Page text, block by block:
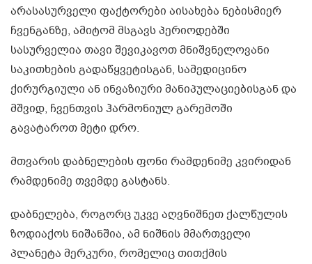
არასასურველი ფაქტორები აისახება ნებისმიერ
ჩვენგანზე, ამიტომ მსგავს პერიოდებში
სასურველია თავი შევიკავოთ მნიშვნელოვანი
საკითხების გადაწყვეტისგან, სამედიცინო
ქირურგიული ან ინვაზიური მანიპულაციებისგან და
მშვიდ, ჩვენთვის ჰარმონიულ გარემოში
გავატაროთ მეტი დრო.
მთვარის დაბნელების ფონი რამდენიმე კვირიდან
რამდენიმე თვემდე გასტანს.
დაბნელება, როგორც უკვე აღვნიშნეთ ქალწულის
ზოდიაქოს ნიშანშია, ამ ნიშნის მმართველი
პლანეტა მერკური, რომელიც თითქმის